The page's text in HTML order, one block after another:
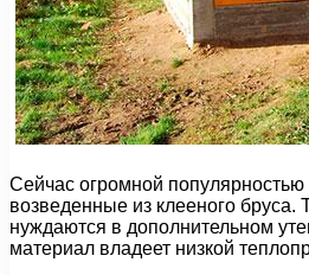
Сейчас огромной популярностью
возведенные из клееного
нуждаются в дополнительном
материал владеет низкой